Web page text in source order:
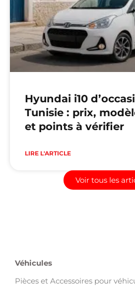
Hyundai i10
Tunisie : prix,
et points à vérifier
LIRE L'ARTICLE
Voir tous les
Véhicules
Pièces et Accessoires pour